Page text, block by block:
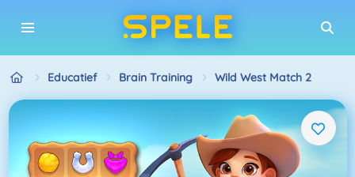
Educatief Brain Training Wild West Match 2